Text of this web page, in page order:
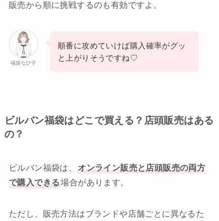
販売から順に挑戦するのも有効ですよ。
福袋なび子
順番に攻めていけば購入確率がグッ
と上がりそうですね♡
ビルバン福袋はどこで買える？店頭販売はある
の？
ビルバン福袋は、
オンライン販売と店頭販売の両方
で購入できる場合があります。
ただし、販売方法はブランドや店舗ごとに異なるた